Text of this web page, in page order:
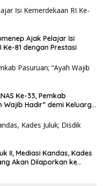
Ajak Pelajar Isi
Ke-81 dengan Prestasi
Ke-33, Pemkab
Wajib Hadir” demi Keluarga
II, Mediasi Kandas, Kades
Akan Dilaporkan ke